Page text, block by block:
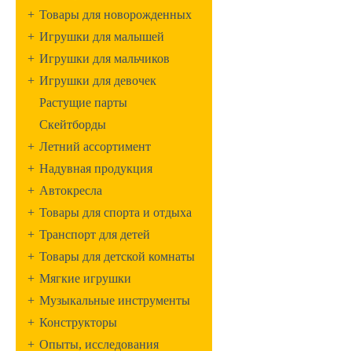
+ Товары для новорожденных
+ Игрушки для малышей
+ Игрушки для мальчиков
+ Игрушки для девочек
Растущие парты
Скейтборды
+ Летний ассортимент
+ Надувная продукция
+ Автокресла
+ Товары для спорта и отдыха
+ Транспорт для детей
+ Товары для детской комнаты
+ Мягкие игрушки
+ Музыкальные инструменты
+ Конструкторы
+ Опыты, исследования